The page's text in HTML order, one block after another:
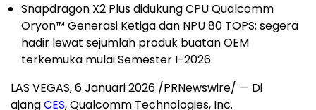
Snapdragon X2 Plus didukung CPU Qualcomm
Oryon™ Generasi Ketiga dan NPU 80 TOPS; segera
hadir lewat sejumlah produk buatan OEM
terkemuka mulai Semester I-2026.
LAS VEGAS, 6 Januari 2026 /PRNewswire/ — Di
ajangCES, Qualcomm Technologies, Inc.